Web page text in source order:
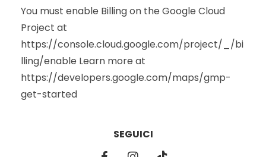
You must enable Billing on the Google Cloud
Project at
https://console.cloud.google.com/project/_/bi
lling/enable Learn more at
https://developers.google.com/maps/gmp-
get-started
SEGUICI